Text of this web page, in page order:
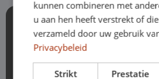
Welke gegevens moet
verstrekken?
Voor een aanvraag hebben we
kunnen combineren met
u aan hen heeft verstrekt of
verzameld door uw gebruik
Privacybeleid
Strikt
Prestatie